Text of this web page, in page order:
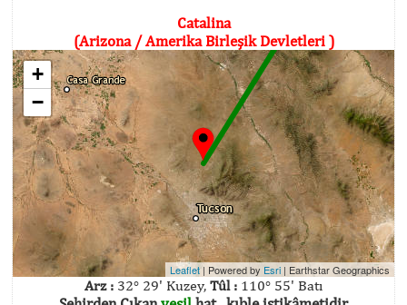
Catalina
(Arizona / Amerika Birleşik Devletleri )
+
−
Leaflet | Powered by Esri | Earthstar Geographics
Arz : 32° 29' Kuzey, Tûl : 110° 55' Batı